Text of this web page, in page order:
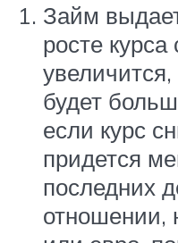
Займ
росте
будет
если курс
придется
последних
отношении,